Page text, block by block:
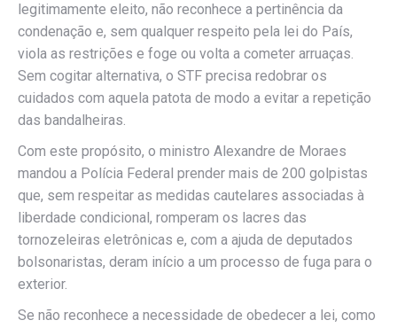
legitimamente eleito, não reconhece a pertinência da
condenação e, sem qualquer respeito pela lei do País,
viola as restrições e foge ou volta a cometer arruaças.
Sem cogitar alternativa, o STF precisa redobrar os
cuidados com aquela patota de modo a evitar a repetição
das bandalheiras.
Com este propósito, o ministro Alexandre de Moraes
mandou a Polícia Federal prender mais de 200 golpistas
que, sem respeitar as medidas cautelares associadas à
liberdade condicional, romperam os lacres das
tornozeleiras eletrônicas e, com a ajuda de deputados
bolsonaristas, deram início a um processo de fuga para o
exterior.
Se não reconhece a necessidade de obedecer a lei, como